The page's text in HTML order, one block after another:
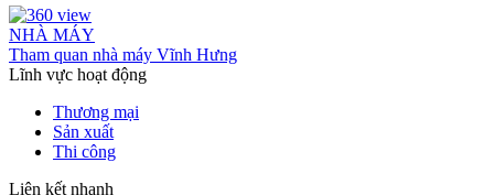
NHÀ MÁY
Tham quan nhà máy Vĩnh Hưng
Lĩnh vực hoạt động
Thương mại
Sản xuất
Thi công
Liên kết nhanh